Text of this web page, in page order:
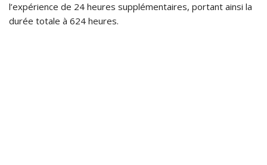
l’expérience de 24 heures supplémentaires, portant ainsi la
durée totale à 624 heures.